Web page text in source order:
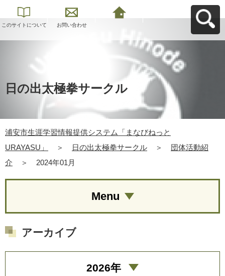
このサイトについて お問い合わせ
URAYASU」へ戻る
日の出太極拳サークル
浦安市生涯学習情報提供システム「まなびねっと
URAYASU」
＞ 日の出太極拳サークル ＞
団体活動紹
介
＞ 2024年01月
Menu
アーカイブ
2026年